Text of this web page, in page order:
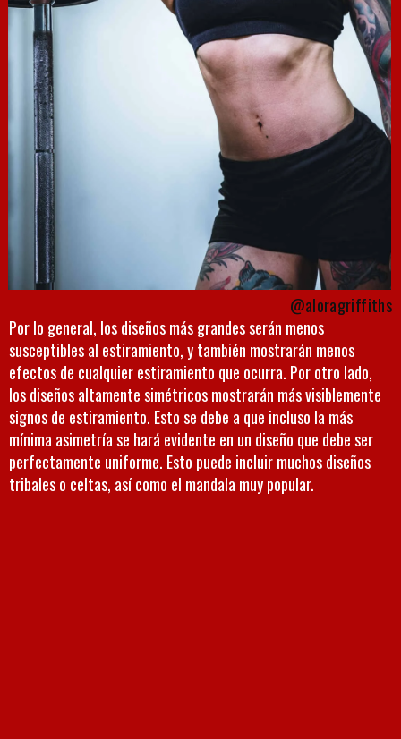
@aloragriffiths
Por lo general, los diseños más grandes serán menos
susceptibles al estiramiento, y también mostrarán menos
efectos de cualquier estiramiento que ocurra. Por otro lado,
los diseños altamente simétricos mostrarán más visiblemente
signos de estiramiento. Esto se debe a que incluso la más
mínima asimetría se hará evidente en un diseño que debe ser
perfectamente uniforme. Esto puede incluir muchos diseños
tribales o celtas, así como el mandala muy popular.